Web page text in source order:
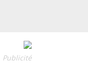
Publicité